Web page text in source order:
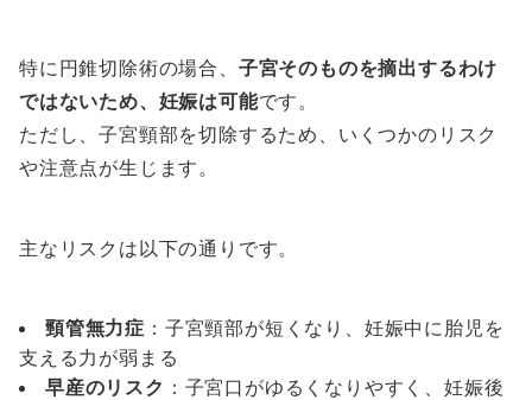
特に円錐切除術の場合、 子宮そのものを摘出するわけ
ではないため、妊娠は可能です。
ただし、子宮頸部を切除するため、いくつかのリスク
や注意点が生じます。
主なリスクは以下の通りです。
頸管無力症 ：子宮頸部が短くなり、妊娠中に胎児を
支える力が弱まる
早産のリスク ：子宮口がゆるくなりやすく、妊娠後